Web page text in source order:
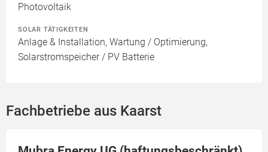
Photovoltaik
SOLAR TÄTIGKEITEN
Anlage & Installation, Wartung / Optimierung,
Solarstromspeicher / PV Batterie
Fachbetriebe aus Kaarst